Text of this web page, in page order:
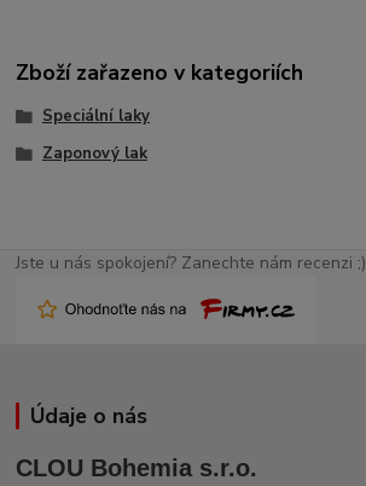
Zboží zařazeno v kategoriích
Speciální laky
Zaponový lak
Jste u nás spokojení? Zanechte nám recenzi ;)
Údaje o nás
CLOU Bohemia s.r.o.